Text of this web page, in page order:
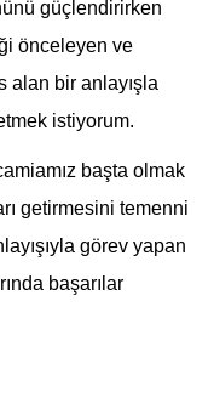
güçlendirirken
önceleyen ve
alan bir anlayışla
istiyorum.
başta olmak
getirmesini temenni
görev yapan
başarılar